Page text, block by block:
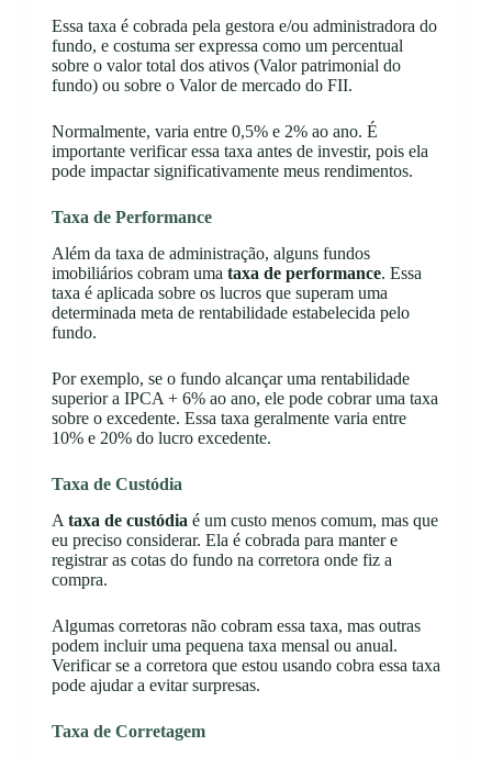
Essa taxa é cobrada pela gestora e/ou administradora do
fundo, e costuma ser expressa como um percentual
sobre o valor total dos ativos (Valor patrimonial do
fundo) ou sobre o Valor de mercado do FII.
Normalmente, varia entre 0,5% e 2% ao ano. É
importante verificar essa taxa antes de investir, pois ela
pode impactar significativamente meus rendimentos.
Taxa de Performance
Além da taxa de administração, alguns fundos
imobiliários cobram uma taxa de performance. Essa
taxa é aplicada sobre os lucros que superam uma
determinada meta de rentabilidade estabelecida pelo
fundo.
Por exemplo, se o fundo alcançar uma rentabilidade
superior a IPCA + 6% ao ano, ele pode cobrar uma taxa
sobre o excedente. Essa taxa geralmente varia entre
10% e 20% do lucro excedente.
Taxa de Custódia
A taxa de custódia é um custo menos comum, mas que
eu preciso considerar. Ela é cobrada para manter e
registrar as cotas do fundo na corretora onde fiz a
compra.
Algumas corretoras não cobram essa taxa, mas outras
podem incluir uma pequena taxa mensal ou anual.
Verificar se a corretora que estou usando cobra essa taxa
pode ajudar a evitar surpresas.
Taxa de Corretagem